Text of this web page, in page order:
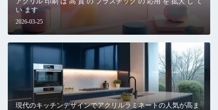
2026-03-25
い ます
現代のキッチンデザインでアクリルラミネートの人気が高ま